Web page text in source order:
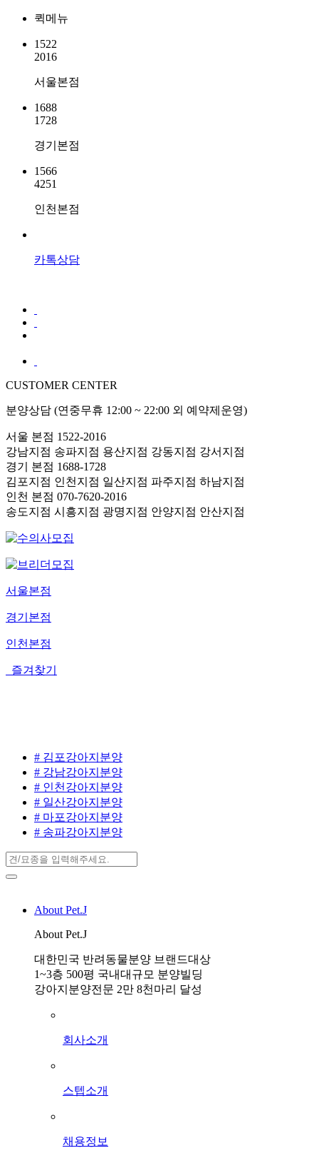
퀵메뉴
1522
2016
서울본점
1688
1728
경기본점
1566
4251
인천본점
카톡상담
CUSTOMER CENTER
분양상담 (연중무휴 12:00 ~ 22:00 외 예약제운영)
서울 본점 1522-2016
강남지점 송파지점 용산지점 강동지점 강서지점
경기 본점 1688-1728
김포지점 인천지점 일산지점 파주지점 하남지점
인천 본점 070-7620-2016
송도지점 시흥지점 광명지점 안양지점 안산지점
서울본점
경기본점
인천본점
즐겨찾기
# 김포강아지분양
# 강남강아지분양
# 인천강아지분양
# 일산강아지분양
# 마포강아지분양
# 송파강아지분양
About Pet.J
About Pet.J
대한민국 반려동물분양 브랜드대상
1~3층 500평 국내대규모 분양빌딩
강아지분양전문 2만 8천마리 달성
회사소개
스텝소개
채용정보